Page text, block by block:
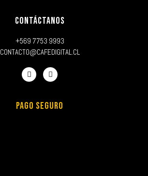
CONTÁCTANOS
+569 7753 9993
CONTACTO@CAFEDIGITAL.CL
PAGO SEGURO